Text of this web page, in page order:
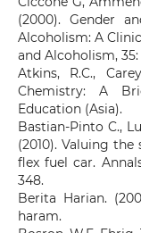
(2000). Gender
Alcoholism: A
and Alcoholism, 35:
Atkins, R.C.,
Chemistry: A
Education (Asia).
Bastian-Pinto C.,
(2010). Valuing
flex fuel car.
348.
Berita Harian.
haram.